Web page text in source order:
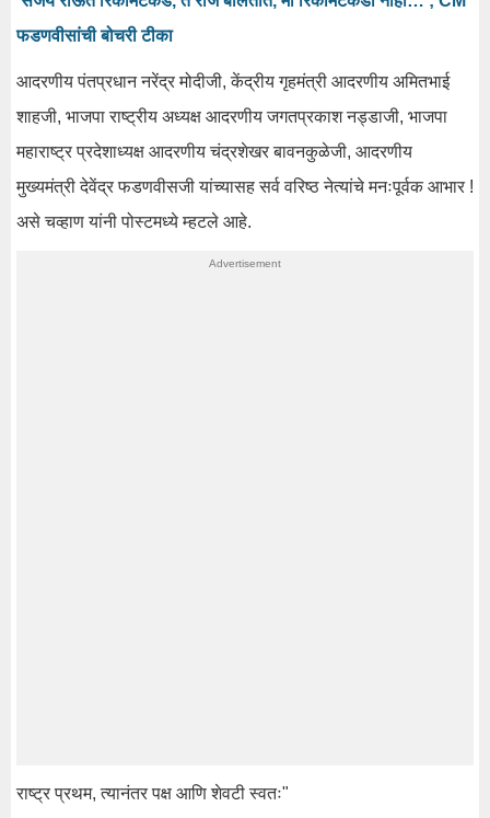
फडणवीसांची बोचरी टीका
आदरणीय पंतप्रधान नरेंद्र मोदीजी, केंद्रीय गृहमंत्री आदरणीय अमितभाई
शाहजी, भाजपा राष्ट्रीय अध्यक्ष आदरणीय जगतप्रकाश नड्डाजी, भाजपा
महाराष्ट्र प्रदेशाध्यक्ष आदरणीय चंद्रशेखर बावनकुळेजी, आदरणीय
मुख्यमंत्री देवेंद्र फडणवीसजी यांच्यासह सर्व वरिष्ठ नेत्यांचे मनःपूर्वक आभार !
असे चव्हाण यांनी पोस्टमध्ये म्हटले आहे.
राष्ट्र प्रथम, त्यानंतर पक्ष आणि शेवटी स्वतः"